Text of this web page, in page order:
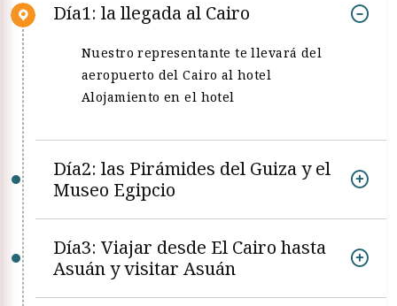
Día1: la llegada al Cairo
Nuestro representante te llevará del
aeropuerto del Cairo al hotel
Alojamiento en el hotel
Día2: las Pirámides del Guiza y el
Museo Egipcio
Día3: Viajar desde El Cairo hasta
Asuán y visitar Asuán